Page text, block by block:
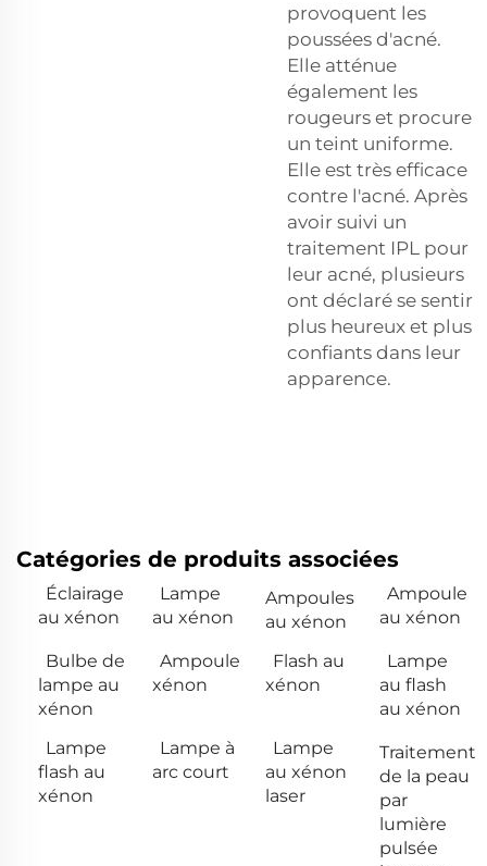
provoquent les
poussées d'acné.
Elle atténue
également les
rougeurs et procure
un teint uniforme.
Elle est très efficace
contre l'acné. Après
avoir suivi un
traitement IPL pour
leur acné, plusieurs
ont déclaré se sentir
plus heureux et plus
confiants dans leur
apparence.
Catégories de produits associées
Éclairage
au xénon
Lampe
au xénon
Ampoules
au xénon
Ampoule
au xénon
Bulbe de
lampe au
xénon
Ampoule
xénon
Flash au
xénon
Lampe
au flash
au xénon
Lampe
flash au
xénon
Lampe à
arc court
Lampe
au xénon
laser
Traitement
de la peau
par
lumière
pulsée